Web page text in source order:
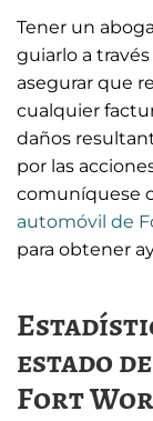
Tener un
guiarlo a
asegurar que
cualquier
daños
por las
comuníquese
automóvil de
para obtener
estado
Fort